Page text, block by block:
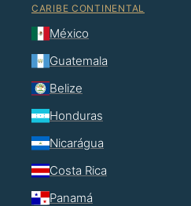
CARIBE CONTINENTAL
México
Guatemala
Belize
Honduras
Nicarágua
Costa Rica
Panamá